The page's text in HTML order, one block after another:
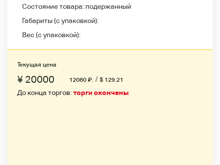
Состояние товара: подержанный
Габариты (с упаковкой):
Вес (с упаковкой):
Текущая цена
¥ 20000 12080 ₽. / $ 129.21
До конца торгов:торги окончены